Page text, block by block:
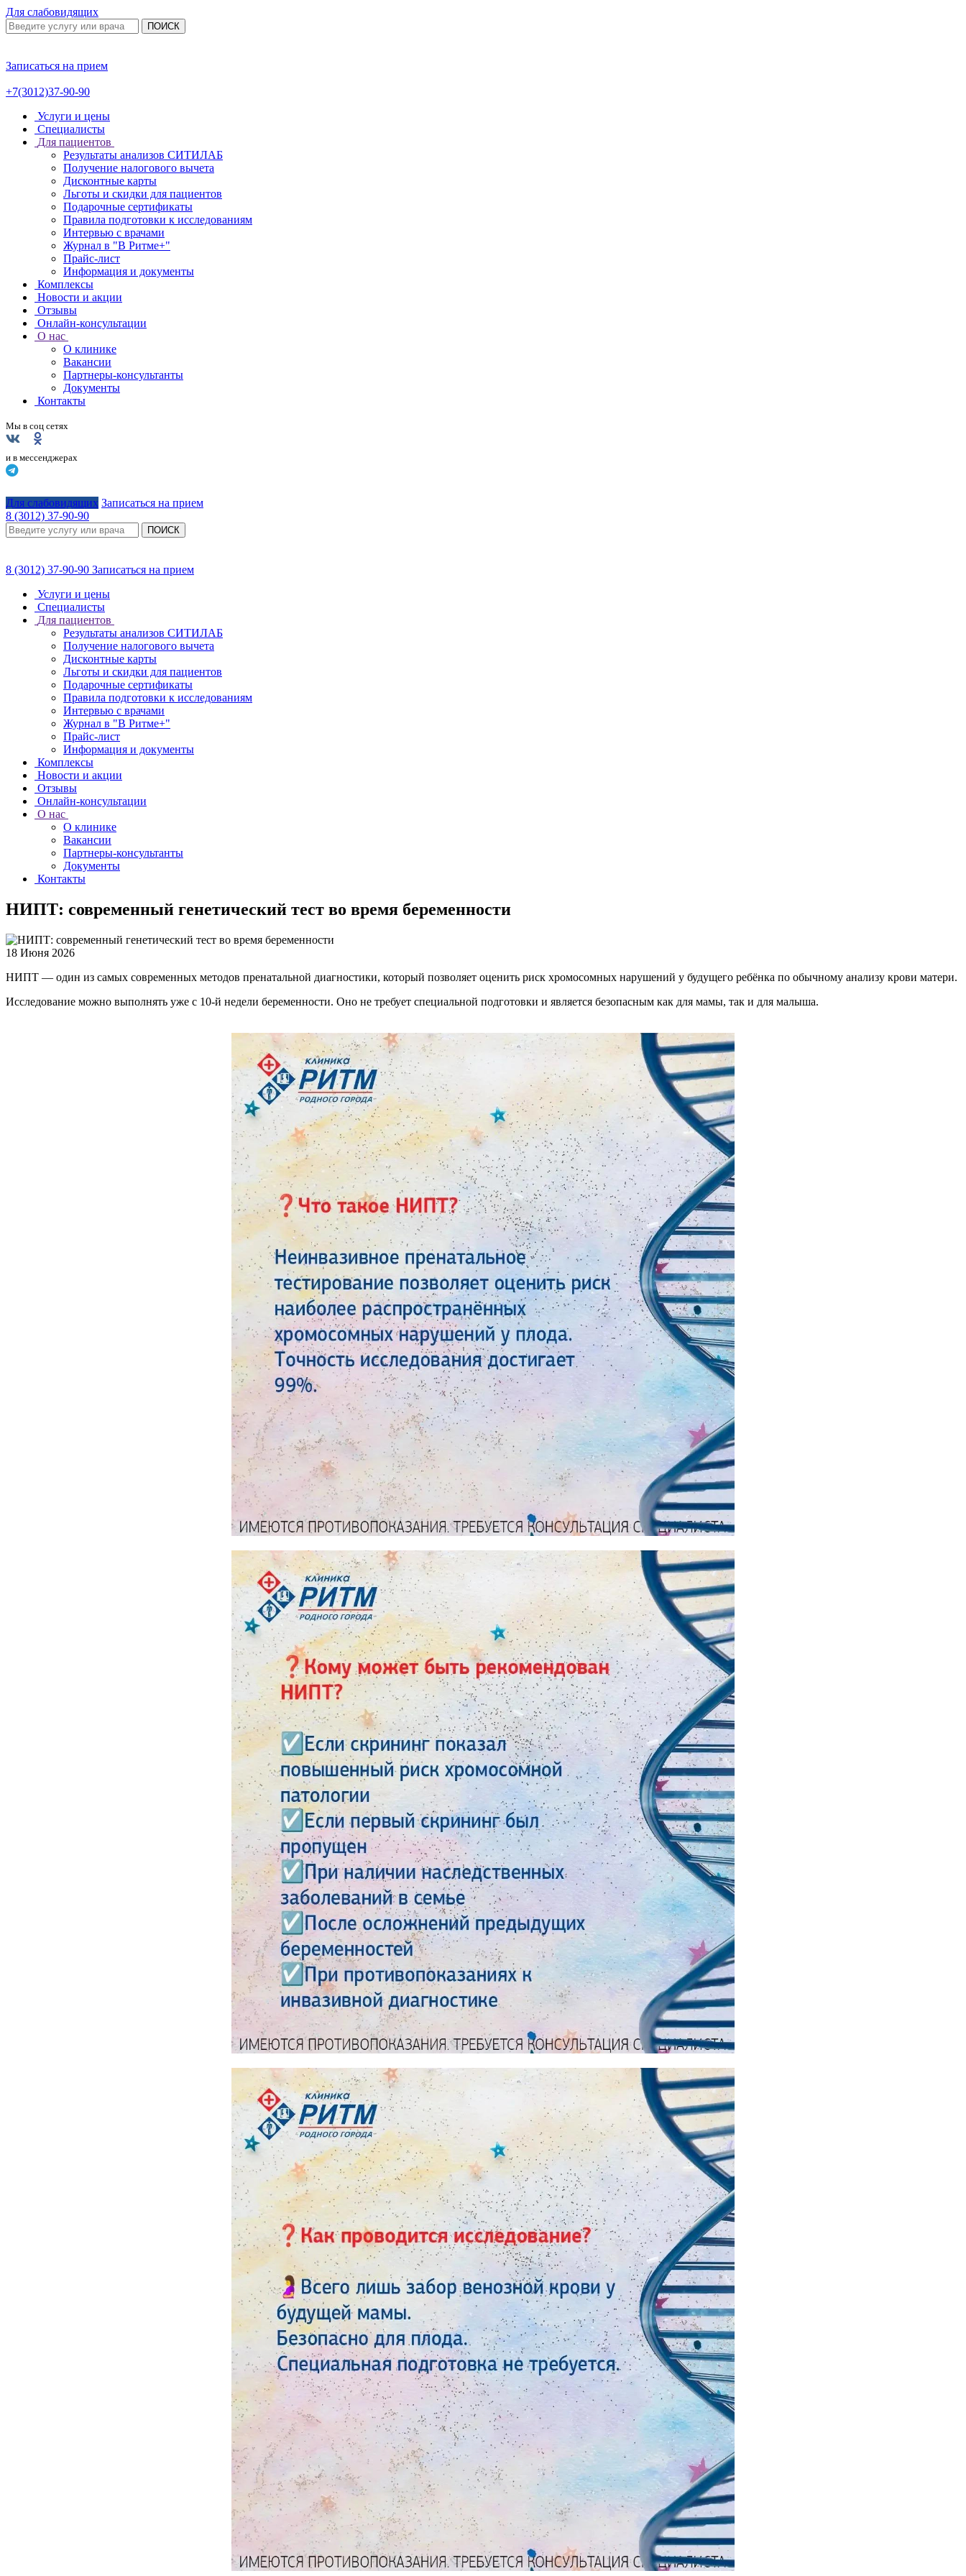
Для слабовидящих
ПОИСК
Записаться на прием
+7(3012)37-90-90
Услуги и цены
Специалисты
Для пациентов
Результаты анализов СИТИЛАБ
Получение налогового вычета
Дисконтные карты
Льготы и скидки для пациентов
Подарочные сертификаты
Правила подготовки к исследованиям
Интервью с врачами
Журнал в "В Ритме+"
Прайс-лист
Информация и документы
Комплексы
Новости и акции
Отзывы
Онлайн-консультации
О нас
О клинике
Вакансии
Партнеры-консультанты
Документы
Контакты
Мы в соц сетях
и в мессенджерах
Для слабовидящих Записаться на прием
8 (3012) 37-90-90
ПОИСК
8 (3012) 37-90-90 Записаться на прием
Услуги и цены
Специалисты
Для пациентов
Результаты анализов СИТИЛАБ
Получение налогового вычета
Дисконтные карты
Льготы и скидки для пациентов
Подарочные сертификаты
Правила подготовки к исследованиям
Интервью с врачами
Журнал в "В Ритме+"
Прайс-лист
Информация и документы
Комплексы
Новости и акции
Отзывы
Онлайн-консультации
О нас
О клинике
Вакансии
Партнеры-консультанты
Документы
Контакты
НИПТ: современный генетический тест во время беременности
18 Июня 2026
НИПТ — один из самых современных методов пренатальной диагностики, который позволяет оценить риск хромосомных нарушений у будущего ребёнка по обычному анализу крови матери.
Исследование можно выполнять уже с 10-й недели беременности. Оно не требует специальной подготовки и является безопасным как для мамы, так и для малыша.